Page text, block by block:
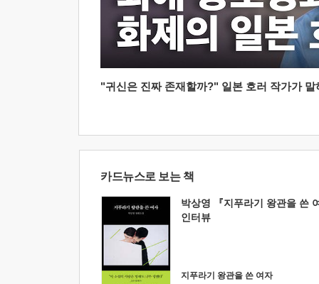
"귀신은 진짜 존재할까?" 일본 호러 작가가
카드뉴스로 보는 책
박상영 『지푸라기 왕관을 쓴
인터뷰
지푸라기 왕관을 쓴 여자